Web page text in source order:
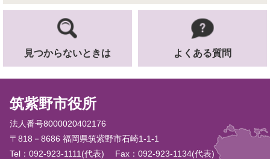
見つからないときは よくある質問
筑紫野市役所
法人番号8000020402176
〒818－8686 福岡県筑紫野市石崎1-1-1
Tel：092-923-1111(代表)
Fax：092-923-1134(代表)